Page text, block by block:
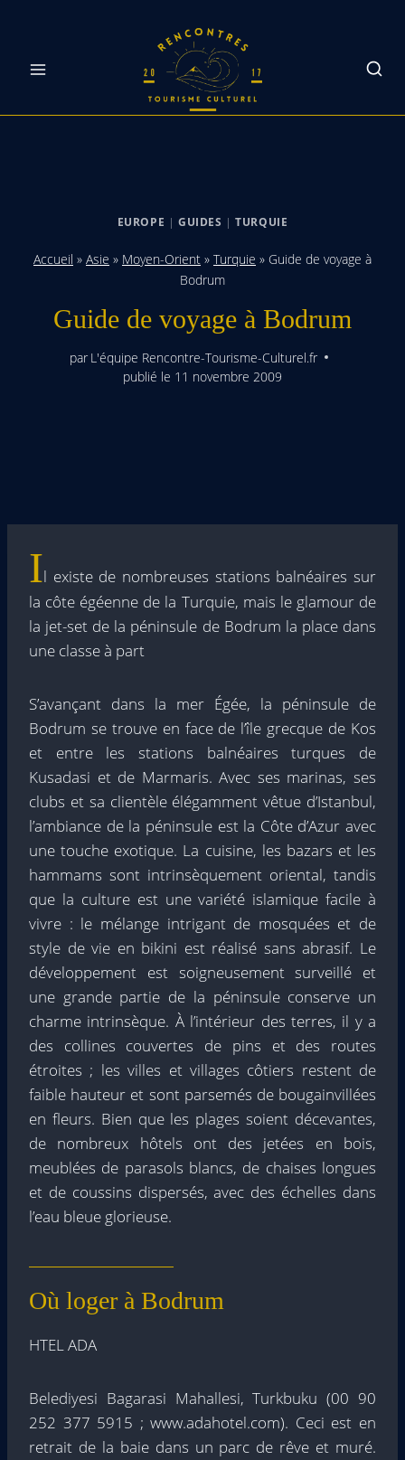
EUROPE | GUIDES |TURQUIE
Accueil » Asie » Moyen-Orient » Turquie » Guide de voyage à
Bodrum
Guide de voyage à Bodrum
par L'équipe Rencontre-Tourisme-Culturel.fr
publié le 11 novembre 2009
Il existe de nombreuses stations balnéaires sur
la côte égéenne de la Turquie, mais le glamour de
la jet-set de la péninsule de Bodrum la place dans
une classe à part
S’avançant dans la mer Égée, la péninsule de
Bodrum se trouve en face de l’île grecque de Kos
et entre les stations balnéaires turques de
Kusadasi et de Marmaris. Avec ses marinas, ses
clubs et sa clientèle élégamment vêtue d’Istanbul,
l’ambiance de la péninsule est la Côte d’Azur avec
une touche exotique. La cuisine, les bazars et les
hammams sont intrinsèquement oriental, tandis
que la culture est une variété islamique facile à
vivre : le mélange intrigant de mosquées et de
style de vie en bikini est réalisé sans abrasif. Le
développement est soigneusement surveillé et
une grande partie de la péninsule conserve un
charme intrinsèque. À l’intérieur des terres, il y a
des collines couvertes de pins et des routes
étroites ; les villes et villages côtiers restent de
faible hauteur et sont parsemés de bougainvillées
en fleurs. Bien que les plages soient décevantes,
de nombreux hôtels ont des jetées en bois,
meublées de parasols blancs, de chaises longues
et de coussins dispersés, avec des échelles dans
l’eau bleue glorieuse.
Où loger à Bodrum
HTEL ADA
Belediyesi Bagarasi Mahallesi, Turkbuku (00 90
252 377 5915 ; www.adahotel.com). Ceci est en
retrait de la baie dans un parc de rêve et muré.